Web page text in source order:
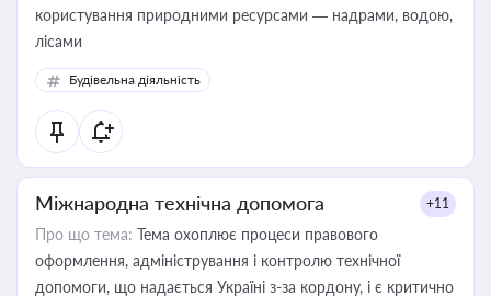
користування природними ресурсами — надрами, водою,
лісами
Будівельна діяльність
Міжнародна технічна допомога +11
Про що тема: Тема охоплює процеси правового
оформлення, адміністрування і контролю технічної
допомоги, що надається Україні з-за кордону, і є критично